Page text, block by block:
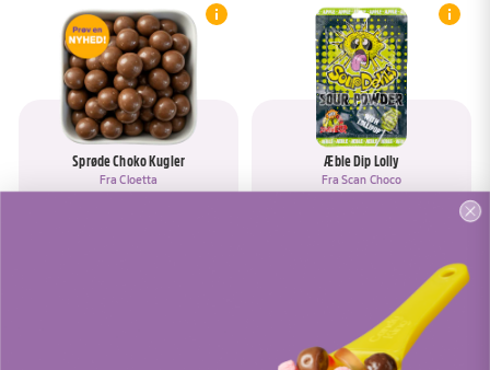
Sprøde Choko Kugler
FraCloetta
Æble Dip Lolly
FraScan Choco